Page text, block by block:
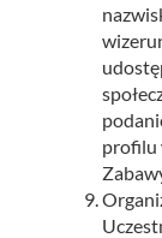
profilu